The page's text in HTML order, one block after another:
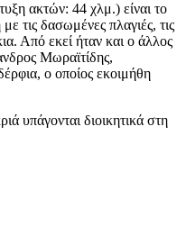
ακτών: 44 χλμ.) είναι το
τις δασωμένες πλαγιές, τις
Από εκεί ήταν και ο άλλος
Μωραϊτίδης,
ο οποίος εκοιμήθη
υπάγονται διοικητικά στη